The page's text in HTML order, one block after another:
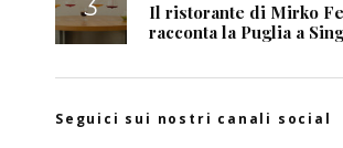
Il ristorante di Mirko
racconta la Puglia a
Seguici sui nostri canali social